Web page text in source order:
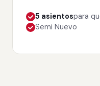
5 asientospara
Semi Nuevo